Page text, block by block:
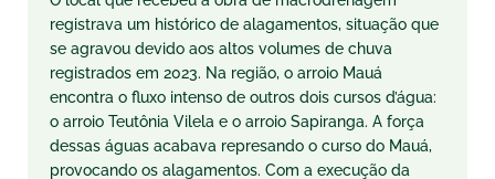
registrava um histórico de alagamentos, situação que
se agravou devido aos altos volumes de chuva
registrados em 2023. Na região, o arroio Mauá
encontra o fluxo intenso de outros dois cursos d’água:
o arroio Teutônia Vilela e o arroio Sapiranga. A força
dessas águas acabava represando o curso do Mauá,
provocando os alagamentos. Com a execução da